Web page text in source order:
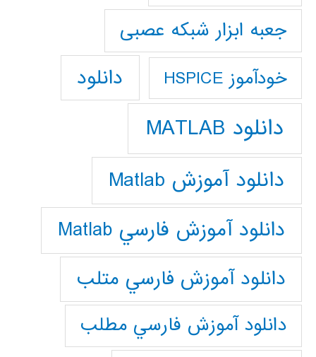
جعبه ابزار شبکه عصبی
خودآموز HSPICE دانلود
دانلود MATLAB
دانلود آموزش Matlab
دانلود آموزش فارسي Matlab
دانلود آموزش فارسي متلب
دانلود آموزش فارسي مطلب